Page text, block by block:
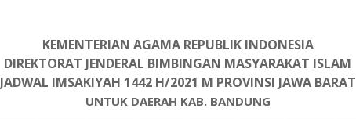
KEMENTERIAN AGAMA REPUBLIK INDONESIA
DIREKTORAT JENDERAL BIMBINGAN MASYARAKAT ISLAM
JADWAL IMSAKIYAH 1442 H/2021 M PROVINSI JAWA BARAT
UNTUK DAERAH KAB. BANDUNG